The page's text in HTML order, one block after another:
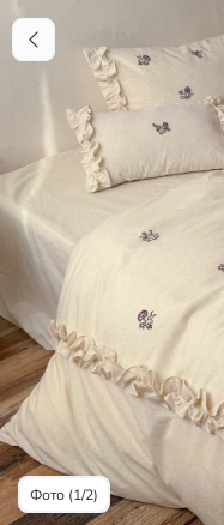
Фото (1/2)